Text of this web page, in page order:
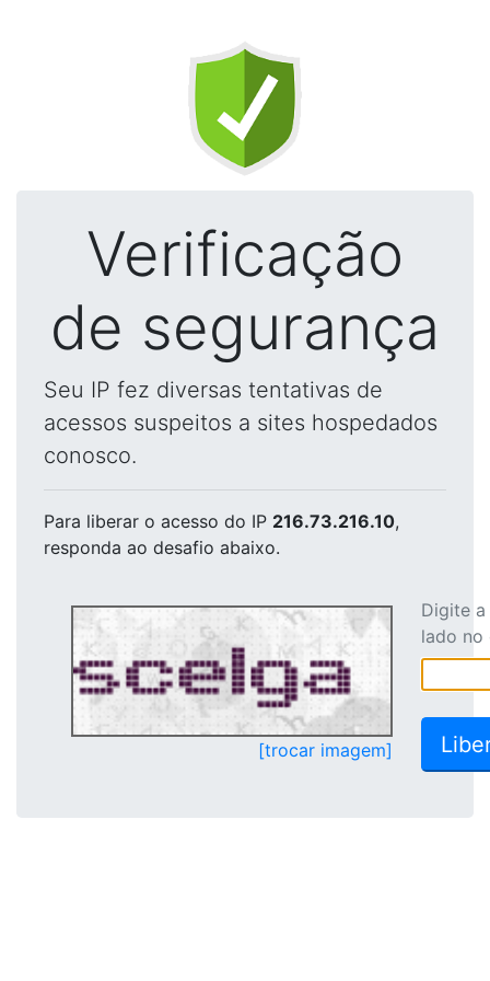
Verificação
de segurança
Seu IP fez diversas tentativas de
acessos suspeitos a sites hospedados
conosco.
Para liberar o acesso do IP 216.73.216.10,
responda ao desafio abaixo.
[trocar imagem]
Digite
lado no